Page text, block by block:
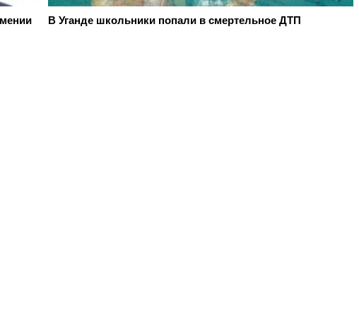
В Уганде школьники попали в смертельное ДТП